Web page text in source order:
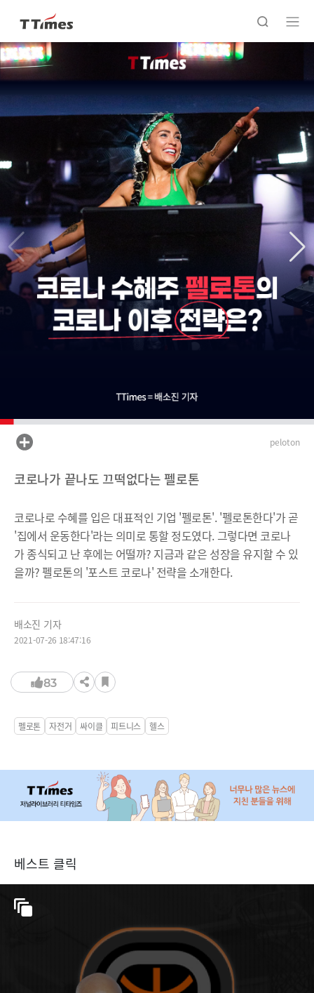
peloton
코로나가 끝나도 끄떡없다는 펠로톤
코로나로 수혜를 입은 대표적인 기업 '펠로톤'. '펠로톤한다'가 곧
'집에서 운동한다'라는 의미로 통할 정도였다. 그렇다면 코로나
가 종식되고 난 후에는 어떨까? 지금과 같은 성장을 유지할 수 있
을까? 펠로톤의 '포스트 코로나' 전략을 소개한다.
배소진 기자
2021-07-26 18:47:16
83
펠로톤 자전거 싸이클 피트니스 헬스
베스트 클릭